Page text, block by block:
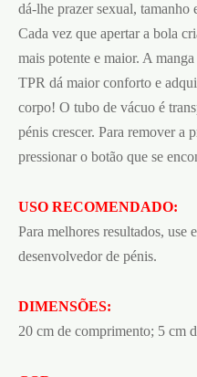
dá-lhe prazer sexual, tamanho
Cada vez que apertar a bola
mais potente e maior. A
TPR dá maior conforto e
corpo! O tubo de vácuo é
pénis crescer. Para remover a
pressionar o botão que se
USO RECOMENDADO:
Para melhores resultados, use
desenvolvedor de pénis.
DIMENSÕES:
20 cm de comprimento; 5 cm